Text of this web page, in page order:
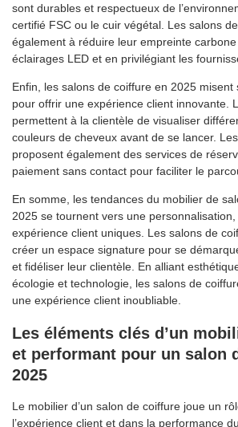
sont durables et respectueux de
certifié FSC ou le cuir végétal. Les salons
également à réduire leur empreinte
éclairages LED et en privilégiant les
Enfin, les salons de coiffure en 2025 misent
pour offrir une expérience client innovante.
permettent à la clientèle de visualiser
couleurs de cheveux avant de se lancer.
proposent également des services de
paiement sans contact pour faciliter le
En somme, les tendances du mobilier de
2025 se tournent vers une
expérience client uniques. Les salons de
créer un espace signature pour se
et fidéliser leur clientèle. En alliant
écologie et technologie, les salons de
une expérience client inoubliable.
Les éléments clés d’un
et performant pour un salon
2025
Le mobilier d’un salon de coiffure joue un
l’expérience client et dans la performance